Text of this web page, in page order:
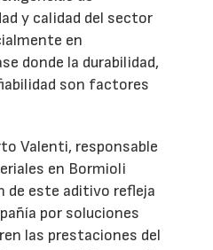
y calidad del sector
en
donde la durabilidad,
son factores
Valenti, responsable
en Bormioli
de este aditivo refleja
por soluciones
las prestaciones del